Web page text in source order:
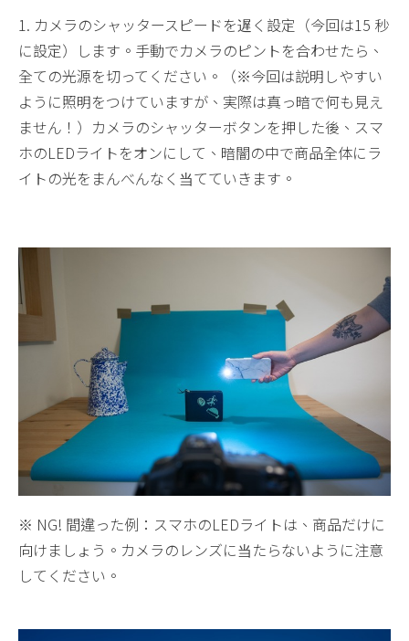
1. カメラのシャッタースピードを遅く設定（今回は15 秒
に設定）します。手動でカメラのピントを合わせたら、
全ての光源を切ってください。（※今回は説明しやすい
ように照明をつけていますが、実際は真っ暗で何も見え
ません！）カメラのシャッターボタンを押した後、スマ
ホのLEDライトをオンにして、暗闇の中で商品全体にラ
イトの光をまんべんなく当てていきます。
※ NG! 間違った例：スマホのLEDライトは、商品だけに
向けましょう。カメラのレンズに当たらないように注意
してください。